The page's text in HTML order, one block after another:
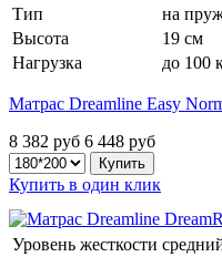
Тип
на
Высота
19 см
Нагрузка
до 100
Матрас Dreamline Easy
8 382 руб 6 448 руб
Купить в один клик
Уровень жесткости